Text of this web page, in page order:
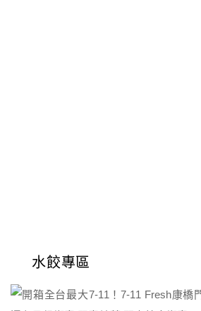
水餃專區